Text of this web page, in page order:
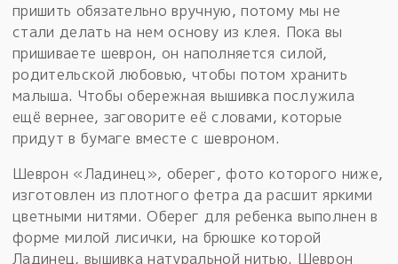
пришить обязательно вручную, потому мы не
стали делать на нем основу из клея. Пока вы
пришиваете шеврон, он наполняется силой,
родительской любовью, чтобы потом хранить
малыша. Чтобы обережная вышивка послужила
ещё вернее, заговорите её словами, которые
придут в бумаге вместе с шевроном.
Шеврон «Ладинец», оберег, фото которого ниже,
изготовлен из плотного фетра да расшит яркими
цветными нитями. Оберег для ребенка выполнен в
форме милой лисички, на брюшке которой
Ладинец, вышивка натуральной нитью. Шеврон